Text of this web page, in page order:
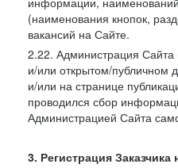
(наименования кнопок,
вакансий на Сайте.
2.22. Администрация
и/или открытом/публичном
и/или на странице
проводился сбор
Администрацией Сайта
3. Регистрация Заказчика